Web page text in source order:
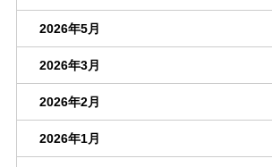
2026年5月
2026年3月
2026年2月
2026年1月